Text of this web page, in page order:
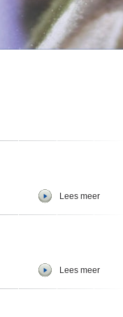
Lees meer
Lees meer